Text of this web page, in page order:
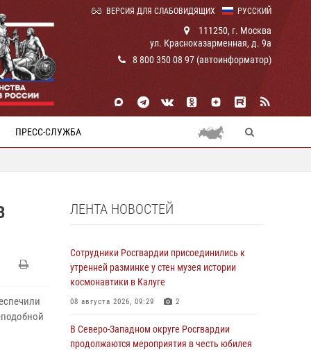
РУССКИЙ
ВЕРСИЯ ДЛЯ СЛАБОВИДЯЩИХ
111250, г. Москва
ул. Красноказарменная, д. 9а
8 800 350 08 97 (автоинформатор)
ПРЕСС-СЛУЖБА
ЛЕНТА НОВОСТЕЙ
Сотрудники Росгвардии присоединились к
утренней разминке у стен музея истории
космонавтики в Калуге
08 августа 2026, 09:29 2
В Северо-Западном округе Росгвардии
продолжаются мероприятия в честь юбилея